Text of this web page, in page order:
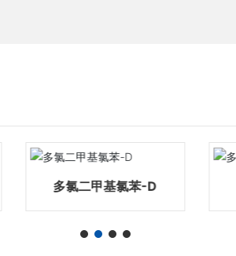
多氯二甲基氯苯-D